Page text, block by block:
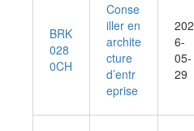
BRK
028
0CH
Conse
iller en
archite
cture
d’entr
eprise
202
6-
05-
29